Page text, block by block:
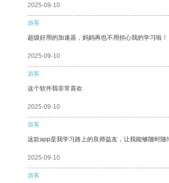
2025-09-10
游客
超级好用的加速器，妈妈再也不用担心我的学习啦！
2025-09-10
游客
这个软件我非常喜欢
2025-09-10
游客
这款app是我学习路上的良师益友，让我能够随时随
2025-09-10
游客